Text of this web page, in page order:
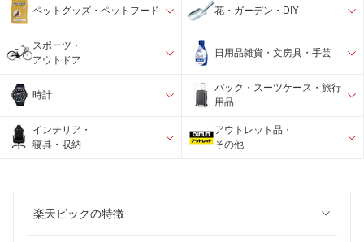
ペットグッズ・ペットフード 花・ガーデン・DIY
スポーツ・
アウトドア
日用品雑貨・文房具・手芸
時計
バック・スーツケース・旅行
用品
インテリア・
寝具・収納
アウトレット品・
その他
楽天ビックの特徴